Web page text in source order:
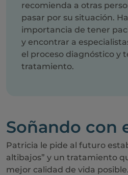
recomienda a otras
pasar por su situación.
importancia de tener
y encontrar a
el proceso diagnóstico y
tratamiento.
Soñando con
Patricia le pide al futuro
altibajos” y un tratamiento
mejor calidad de vida posible.